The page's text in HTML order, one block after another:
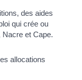
des aides
qui crée ou
Nacre et Cape.
allocations